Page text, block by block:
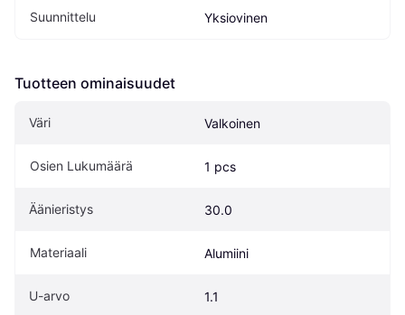
Suunnittelu Yksiovinen
Tuotteen ominaisuudet
Väri Valkoinen
Osien Lukumäärä 1 pcs
Äänieristys 30.0
Materiaali Alumiini
U-arvo 1.1